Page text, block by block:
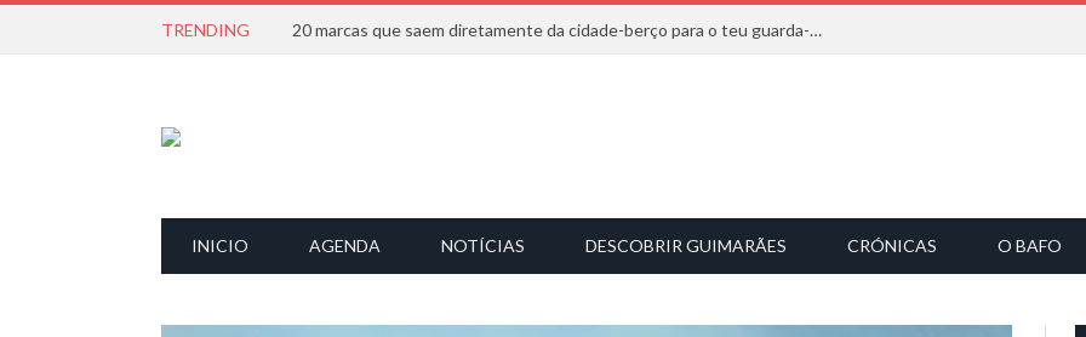
TRENDING 20 marcas que saem diretamente da cidade-berço para o teu guarda-roupa
INICIO AGENDA NOTÍCIAS DESCOBRIR GUIMARÃES CRÓNICAS O BAFO